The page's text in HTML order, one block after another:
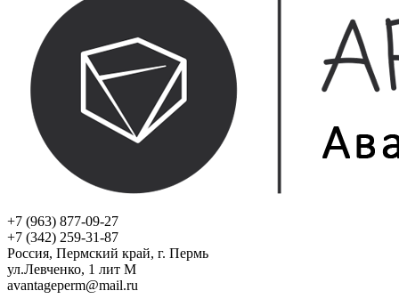
+7 (963) 877-09-27
+7 (342) 259-31-87
Россия, Пермский край, г. Пермь
ул.Левченко, 1 лит М
avantageperm@mail.ru